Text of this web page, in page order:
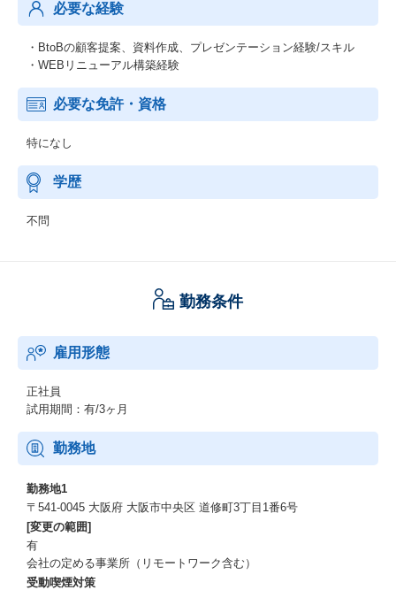
必要な経験
・BtoBの顧客提案、資料作成、プレゼンテーション経験/スキル
・WEBリニューアル構築経験
必要な免許・資格
特になし
学歴
不問
勤務条件
雇用形態
正社員
試用期間：有/3ヶ月
勤務地
勤務地1
〒541-0045 大阪府 大阪市中央区 道修町3丁目1番6号
[変更の範囲]
有
会社の定める事業所（リモートワーク含む）
受動喫煙対策